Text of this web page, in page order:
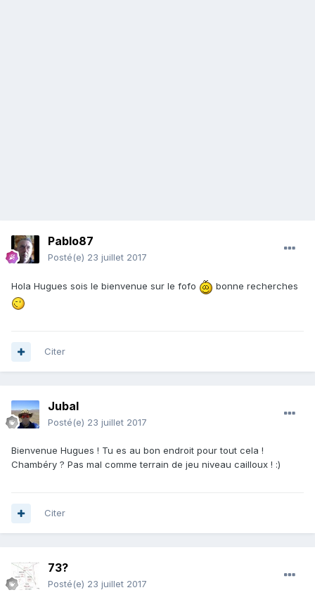
Pablo87
Posté(e) 23 juillet 2017
Hola Hugues sois le bienvenue sur le fofo bonne recherches
Citer
Jubal
Posté(e) 23 juillet 2017
Bienvenue Hugues ! Tu es au bon endroit pour tout cela !
Chambéry ? Pas mal comme terrain de jeu niveau cailloux ! :)
Citer
73?
Posté(e) 23 juillet 2017